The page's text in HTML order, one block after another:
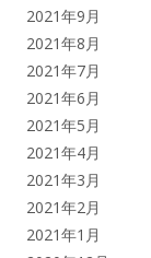
2021年9月
2021年8月
2021年7月
2021年6月
2021年5月
2021年4月
2021年3月
2021年2月
2021年1月